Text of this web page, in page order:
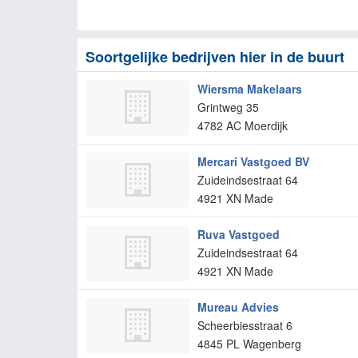
Soortgelijke bedrijven hier in de buurt
Wiersma Makelaars
Grintweg 35
4782 AC Moerdijk
Mercari Vastgoed BV
Zuideindsestraat 64
4921 XN Made
Ruva Vastgoed
Zuideindsestraat 64
4921 XN Made
Mureau Advies
Scheerbiesstraat 6
4845 PL Wagenberg